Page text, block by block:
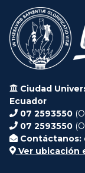
Ciudad
Ecuador
07 2593550
07 2593550
Contáctanos:
Ver ubicación